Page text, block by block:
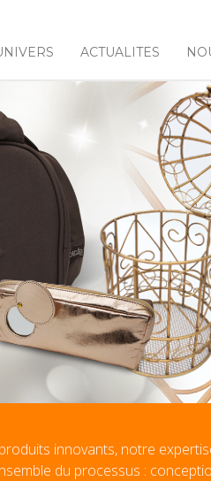
ACTUALITES
innovants, notre
du processus :